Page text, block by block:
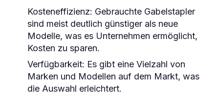
Kosteneffizienz: Gebrauchte Gabelstapler
sind meist deutlich günstiger als neue
Modelle, was es Unternehmen ermöglicht,
Kosten zu sparen.
Verfügbarkeit: Es gibt eine Vielzahl von
Marken und Modellen auf dem Markt, was
die Auswahl erleichtert.